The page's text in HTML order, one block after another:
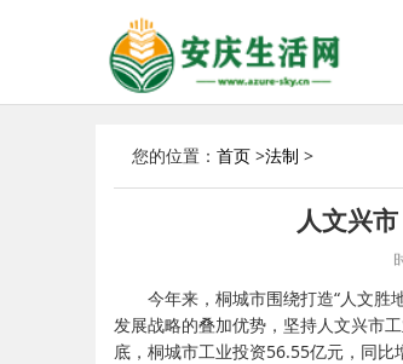
您的位置： 首页 >法制 >
人文兴
今年来，桐城市围绕打造“人文胜
发展战略的叠加优势，坚持人文兴市
底，桐城市工业投资56.55亿元，同比